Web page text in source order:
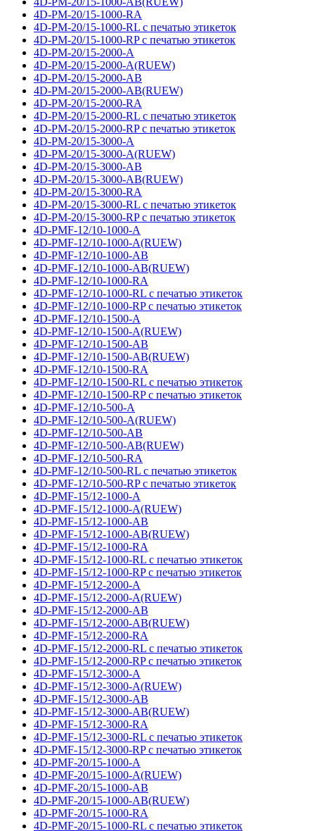
4D-PM-20/15-1000-RA
4D-PM-20/15-1000-RL с печатью этикеток
4D-PM-20/15-1000-RP с печатью этикеток
4D-PM-20/15-2000-A
4D-PM-20/15-2000-A(RUEW)
4D-PM-20/15-2000-AB
4D-PM-20/15-2000-AB(RUEW)
4D-PM-20/15-2000-RA
4D-PM-20/15-2000-RL с печатью этикеток
4D-PM-20/15-2000-RP с печатью этикеток
4D-PM-20/15-3000-A
4D-PM-20/15-3000-A(RUEW)
4D-PM-20/15-3000-AB
4D-PM-20/15-3000-AB(RUEW)
4D-PM-20/15-3000-RA
4D-PM-20/15-3000-RL с печатью этикеток
4D-PM-20/15-3000-RP с печатью этикеток
4D-PMF-12/10-1000-A
4D-PMF-12/10-1000-A(RUEW)
4D-PMF-12/10-1000-AB
4D-PMF-12/10-1000-AB(RUEW)
4D-PMF-12/10-1000-RA
4D-PMF-12/10-1000-RL с печатью этикеток
4D-PMF-12/10-1000-RP с печатью этикеток
4D-PMF-12/10-1500-A
4D-PMF-12/10-1500-A(RUEW)
4D-PMF-12/10-1500-AB
4D-PMF-12/10-1500-AB(RUEW)
4D-PMF-12/10-1500-RA
4D-PMF-12/10-1500-RL с печатью этикеток
4D-PMF-12/10-1500-RP с печатью этикеток
4D-PMF-12/10-500-A
4D-PMF-12/10-500-A(RUEW)
4D-PMF-12/10-500-AB
4D-PMF-12/10-500-AB(RUEW)
4D-PMF-12/10-500-RA
4D-PMF-12/10-500-RL с печатью этикеток
4D-PMF-12/10-500-RP с печатью этикеток
4D-PMF-15/12-1000-A
4D-PMF-15/12-1000-A(RUEW)
4D-PMF-15/12-1000-AB
4D-PMF-15/12-1000-AB(RUEW)
4D-PMF-15/12-1000-RA
4D-PMF-15/12-1000-RL с печатью этикеток
4D-PMF-15/12-1000-RP с печатью этикеток
4D-PMF-15/12-2000-A
4D-PMF-15/12-2000-A(RUEW)
4D-PMF-15/12-2000-AB
4D-PMF-15/12-2000-AB(RUEW)
4D-PMF-15/12-2000-RA
4D-PMF-15/12-2000-RL с печатью этикеток
4D-PMF-15/12-2000-RP с печатью этикеток
4D-PMF-15/12-3000-A
4D-PMF-15/12-3000-A(RUEW)
4D-PMF-15/12-3000-AB
4D-PMF-15/12-3000-AB(RUEW)
4D-PMF-15/12-3000-RA
4D-PMF-15/12-3000-RL с печатью этикеток
4D-PMF-15/12-3000-RP с печатью этикеток
4D-PMF-20/15-1000-A
4D-PMF-20/15-1000-A(RUEW)
4D-PMF-20/15-1000-AB
4D-PMF-20/15-1000-AB(RUEW)
4D-PMF-20/15-1000-RA
4D-PMF-20/15-1000-RL с печатью этикеток